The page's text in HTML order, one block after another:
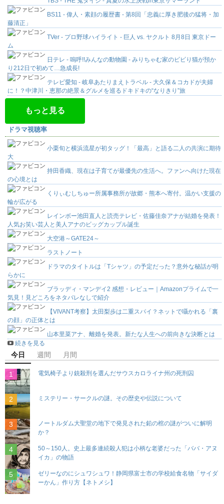
BS11 - 偉人・素顔の履歴書 - 第8回「忠義に厚き肥後の猛将・加
藤清正」
TVer - プロ野球ハイライト - 巨人 vs. ヤクルト 8月8日 東京ドー
ム
日テレ - 嗚呼!!みんなの動物園 - みりちゃむ家のビビり猫が預か
り212日で初めて…急成長!
テレビ愛知 - 岐阜あたりまえトラベル - 大久保＆コカドが夫婦
に！？中津川・恵那の絶景＆グルメを巡るドキドキの“なりきり”旅
もっと見る
ドラマ視聴率
小栗旬と横浜流星が初タッグ！「最高」と語る二人の共演に期待
大
持田香織、現在は子育てが最優先の生活へ。ファンへ向けた現在
の心境とは
くりぃむしちゅー所属事務所が故郷・熊本へ寄付。温かい支援の
輪が広がる
レインボー池田直人と読売テレビ・佐藤佳奈アナが結婚を発表！
人気お笑い芸人と美人アナのビッグカップル誕生
大空港～GATE24～
ラストノート
ドラマのタイトルは「Tシャツ」の予定だった？意外な秘話が明
らかに
ブラッディ・マンデイ2 感想・レビュー｜Amazonプライムで一
気見！見どころをネタバレなしで紹介
【VIVANT考察】太田梨歩は二重スパイ？ネットで囁かれる「裏
の顔」の正体とは
山本里菜アナ、離婚を発表。新たな人生への前向きな決断とは
続きを見る
今日 週間 月間
電気椅子より銃殺刑を選んだサウスカロライナ州の死刑囚
ミステリー・サークルの謎。その歴史や伝説について
ノートルダム大聖堂の地下で発見された鉛の棺の謎がついに解明
か？
50～150人。史上最多連続殺人犯は小柄な老婆だった「ババ・アヌ
イカ」の物語
ゼリーなのにシュワシュワ！静岡県富士市の学校給食名物「サイダ
ーかん」作り方【ネトメシ】